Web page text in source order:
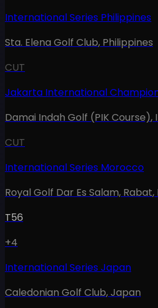
International Series Philippines
Sta. Elena Golf Club, Philippines
CUT
Jakarta International
Damai Indah Golf (PIK Course),
CUT
International Series Morocco
Royal Golf Dar Es Salam, Rabat,
T56
+4
International Series Japan
Caledonian Golf Club,Japan